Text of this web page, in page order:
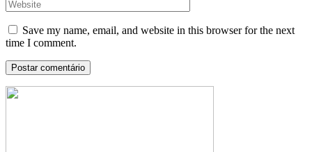
Save my name, email, and website in this browser for the next
time I comment.